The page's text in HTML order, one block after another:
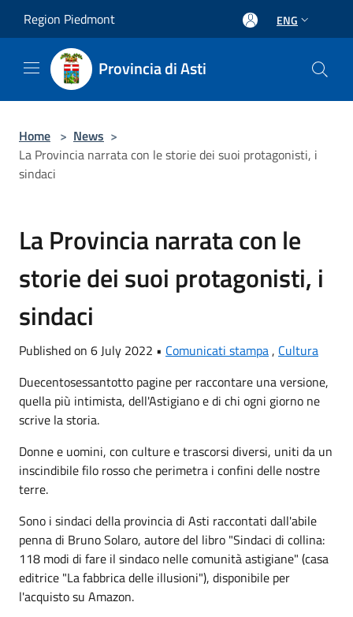
Region Piedmont ENG
Provincia di Asti
Home > News >
La Provincia narrata con le storie dei suoi protagonisti, i
sindaci
La Provincia narrata con le
storie dei suoi protagonisti, i
sindaci
Published on 6 July 2022 • Comunicati stampa , Cultura
Duecentosessantotto pagine per raccontare una versione,
quella più intimista, dell'Astigiano e di chi ogni giorno ne
scrive la storia.
Donne e uomini, con culture e trascorsi diversi, uniti da un
inscindibile filo rosso che perimetra i confini delle nostre
terre.
Sono i sindaci della provincia di Asti raccontati dall'abile
penna di Bruno Solaro, autore del libro "Sindaci di collina:
118 modi di fare il sindaco nelle comunità astigiane" (casa
editrice "La fabbrica delle illusioni"), disponibile per
l'acquisto su Amazon.